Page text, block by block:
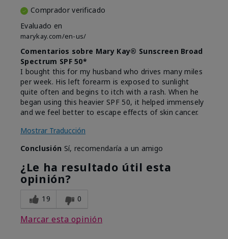
Comprador verificado
Evaluado en
marykay.com/en-us/
Comentarios sobre Mary Kay® Sunscreen Broad
Spectrum SPF 50*
I bought this for my husband who drives many miles
per week. His left forearm is exposed to sunlight
quite often and begins to itch with a rash. When he
began using this heavier SPF 50, it helped immensely
and we feel better to escape effects of skin cancer.
Mostrar Traducción
Conclusión Sí, recomendaría a un amigo
¿Le ha resultado útil esta
opinión?
19 0
Marcar esta opinión